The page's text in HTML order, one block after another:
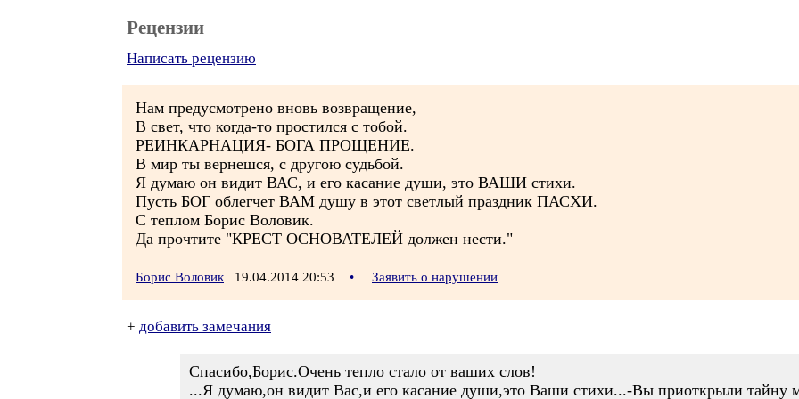
Рецензии
Написать рецензию
Нам предусмотрено вновь возвращение,
В свет, что когда-то простился с тобой.
РЕИНКАРНАЦИЯ- БОГА ПРОЩЕНИЕ.
В мир ты вернешся, с другою судьбой.
Я думаю он видит ВАС, и его касание души, это ВАШИ стихи.
Пусть БОГ облегчет ВАМ душу в этот светлый праздник ПАСХИ.
С теплом Борис Воловик.
Да прочтите "КРЕСТ ОСНОВАТЕЛЕЙ должен нести."
Борис Воловик 19.04.2014 20:53 • Заявить о нарушении
+ добавить замечания
Спасибо,Борис.Очень тепло стало от ваших слов!
...Я думаю,он видит Вас,и его касание души,это Ваши стихи...-Вы приоткрыли тайну